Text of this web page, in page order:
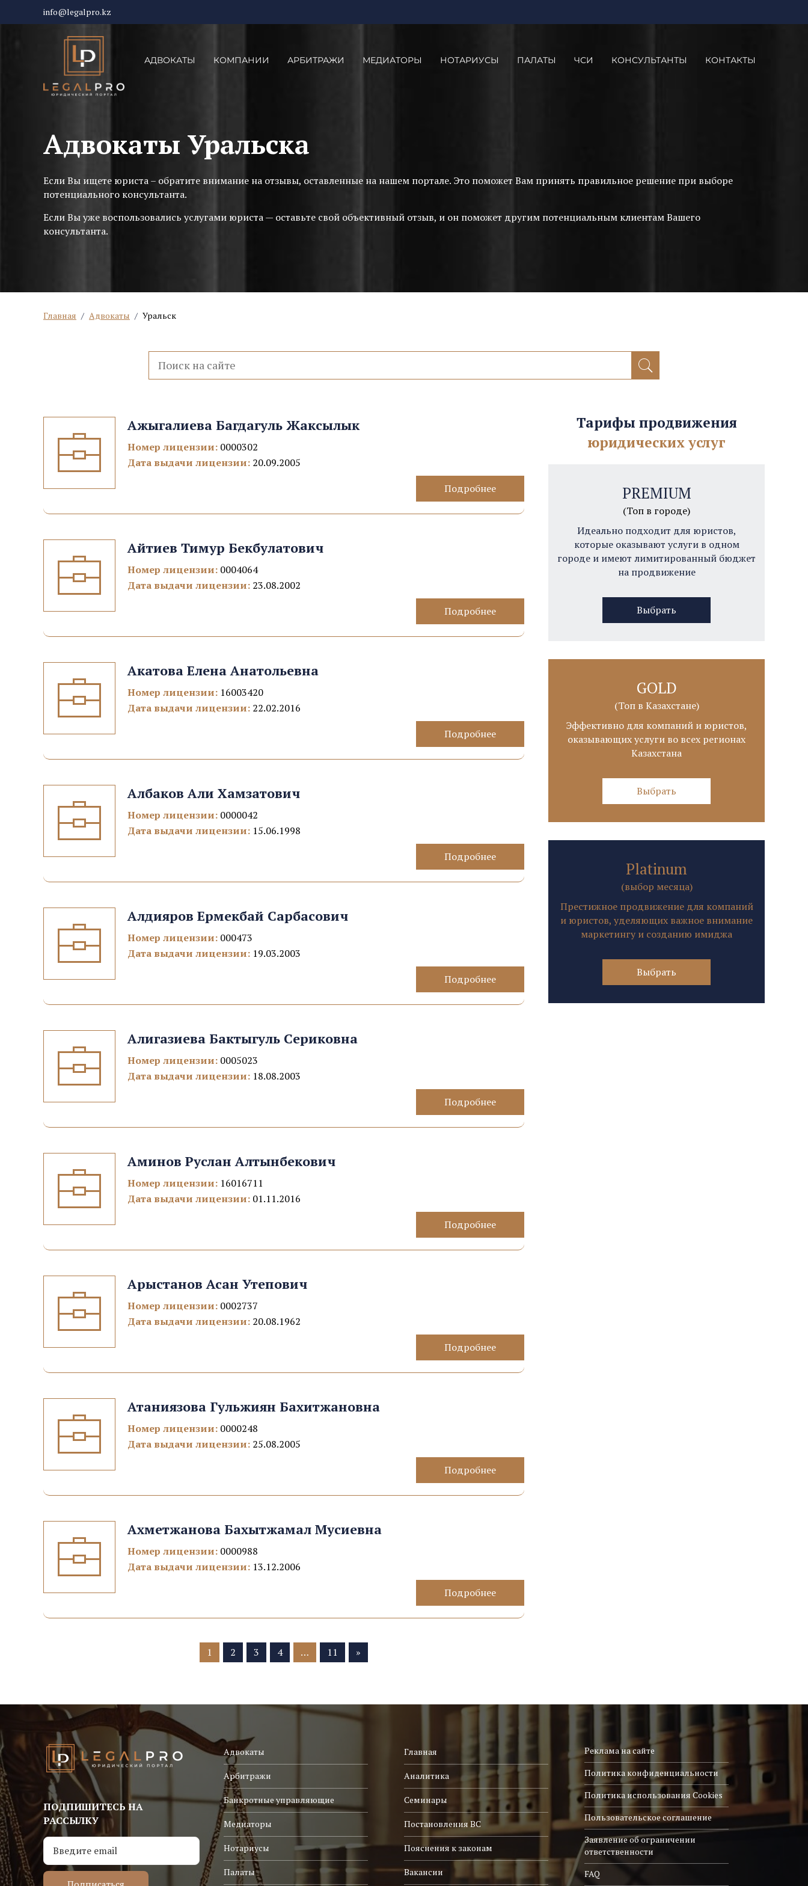
info@legalpro.kz
АДВОКАТЫ КОМПАНИИ АРБИТРАЖИ МЕДИАТОРЫ НОТАРИУСЫ ПАЛАТЫ ЧСИ КОНСУЛЬТАНТЫ КОНТАКТЫ
Адвокаты Уральска
Если Вы ищете юриста – обратите внимание на отзывы, оставленные на нашем портале. Это поможет Вам принять правильное решение при выборе
потенциального консультанта.
Если Вы уже воспользовались услугами юриста — оставьте свой объективный отзыв, и он поможет другим потенциальным клиентам Вашего
консультанта.
Главная / Адвокаты / Уральск
Ажыгалиева Багдагуль Жаксылык
Номер лицензии: 0000302
Дата выдачи лицензии: 20.09.2005
Подробнее
Айтиев Тимур Бекбулатович
Номер лицензии: 0004064
Дата выдачи лицензии: 23.08.2002
Подробнее
Акатова Елена Анатольевна
Номер лицензии: 16003420
Дата выдачи лицензии: 22.02.2016
Подробнее
Албаков Али Хамзатович
Номер лицензии: 0000042
Дата выдачи лицензии: 15.06.1998
Подробнее
Алдияров Ермекбай Сарбасович
Номер лицензии: 000473
Дата выдачи лицензии: 19.03.2003
Подробнее
Алигазиева Бактыгуль Сериковна
Номер лицензии: 0005023
Дата выдачи лицензии: 18.08.2003
Подробнее
Аминов Руслан Алтынбекович
Номер лицензии: 16016711
Дата выдачи лицензии: 01.11.2016
Подробнее
Арыстанов Асан Утепович
Номер лицензии: 0002737
Дата выдачи лицензии: 20.08.1962
Подробнее
Атаниязова Гульжиян Бахитжановна
Номер лицензии: 0000248
Дата выдачи лицензии: 25.08.2005
Подробнее
Ахметжанова Бахытжамал Мусиевна
Номер лицензии: 0000988
Дата выдачи лицензии: 13.12.2006
Подробнее
1 2 3 4 … 11 »
Тарифы продвижения
юридических услуг
PREMIUM
(Топ в городе)
Идеально подходит для юристов,
которые оказывают услуги в одном
городе и имеют лимитированный бюджет
на продвижение
Выбрать
GOLD
(Топ в Казахстане)
Эффективно для компаний и юристов,
оказывающих услуги во всех регионах
Казахстана
Выбрать
Platinum
(выбор месяца)
Престижное продвижение для компаний
и юристов, уделяющих важное внимание
маркетингу и созданию имиджа
Выбрать
ПОДПИШИТЕСЬ НА
РАССЫЛКУ
Адвокаты
Арбитражи
Банкротные управляющие
Медиаторы
Нотариусы
Палаты
Главная
Аналитика
Семинары
Постановления ВС
Пояснения к законам
Вакансии
Реклама на сайте
Политика конфиденциальности
Политика использования Cookies
Пользовательское соглашение
Заявление об ограничении
ответственности
FAQ